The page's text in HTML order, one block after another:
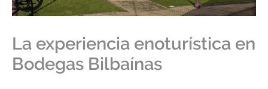
La experiencia enoturística en
Bodegas Bilbaínas